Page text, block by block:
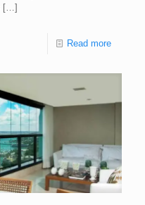
[…]
Read more